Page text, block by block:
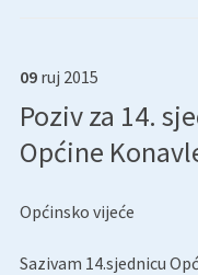
09 ruj 2015
Poziv za 14.
Općine
Općinsko vijeće
Sazivam 14.sjednicu